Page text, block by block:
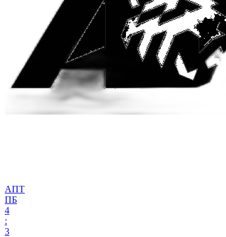
АПТ
ПБ
4
:
3